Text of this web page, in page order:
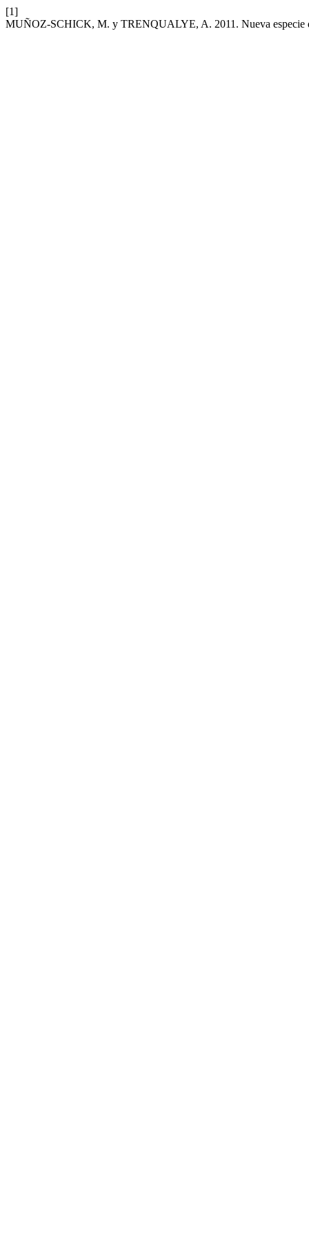
[1]
MUÑOZ-SCHICK, M. y TRENQUALYE, A. 2011. Nueva especie